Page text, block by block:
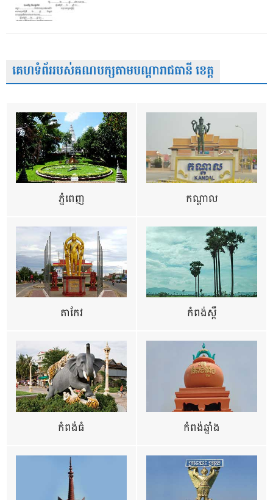
គេហទំព័ររបស់គណបក្សតាមបណ្តារាជធានី ខេត្ត
ភ្នំពេញ កណ្តាល
តាកែវ កំពង់ស្ពឺ
កំពង់ធំ កំពង់ឆ្នាំង